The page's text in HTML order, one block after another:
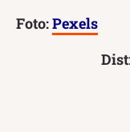
Foto:Pexels